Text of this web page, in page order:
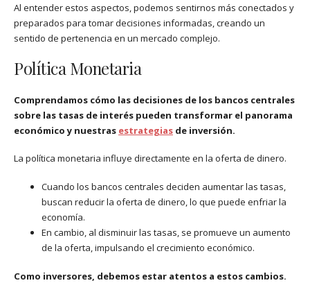
Al entender estos aspectos, podemos sentirnos más conectados y
preparados para tomar decisiones informadas, creando un
sentido de pertenencia en un mercado complejo.
Política Monetaria
Comprendamos cómo las decisiones de los bancos centrales
sobre las tasas de interés pueden transformar el panorama
económico y nuestras estrategias de inversión.
La política monetaria influye directamente en la oferta de dinero.
Cuando los bancos centrales deciden aumentar las tasas,
buscan reducir la oferta de dinero, lo que puede enfriar la
economía.
En cambio, al disminuir las tasas, se promueve un aumento
de la oferta, impulsando el crecimiento económico.
Como inversores, debemos estar atentos a estos cambios.